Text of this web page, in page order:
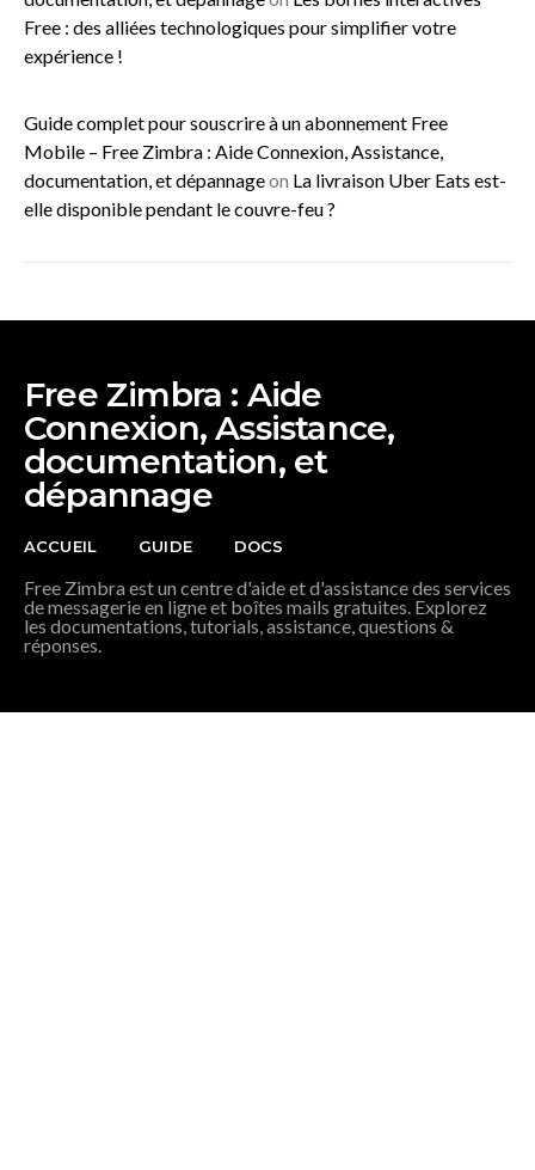
Free : des alliées technologiques pour simplifier votre
expérience !
Guide complet pour souscrire à un abonnement Free
Mobile – Free Zimbra : Aide Connexion, Assistance,
documentation, et dépannageon La livraison Uber Eats est-
elle disponible pendant le couvre-feu ?
Free Zimbra : Aide
Connexion, Assistance,
documentation, et
dépannage
ACCUEIL GUIDE DOCS
Free Zimbra est un centre d'aide et d'assistance des services
de messagerie en ligne et boîtes mails gratuites. Explorez
les documentations, tutorials, assistance, questions &
réponses.